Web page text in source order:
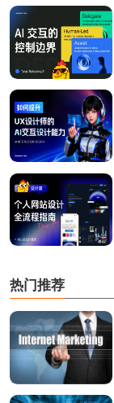
热门推荐